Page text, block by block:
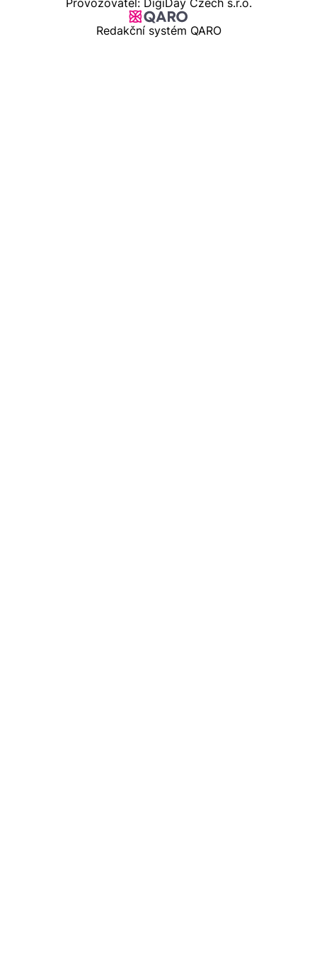
Provozovatel: DigiDay Czech s.r.o.
Redakční systém QARO